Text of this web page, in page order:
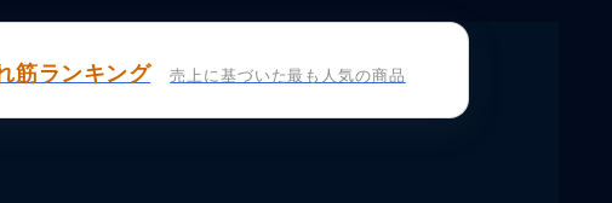
筋ランキング 売上に基づいた最も人気の商品